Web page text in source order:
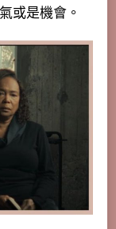
或是機會。